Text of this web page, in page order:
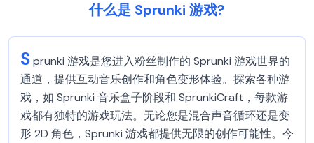
什么是 Sprunki 游戏?
Sprunki 游戏是您进入粉丝制作的 Sprunki 游戏世界的
通道，提供互动音乐创作和角色变形体验。探索各种游
戏，如 Sprunki 音乐盒子阶段和 SprunkiCraft，每款游
戏都有独特的游戏玩法。无论您是混合声音循环还是变
形 2D 角色，Sprunki 游戏都提供无限的创作可能性。今